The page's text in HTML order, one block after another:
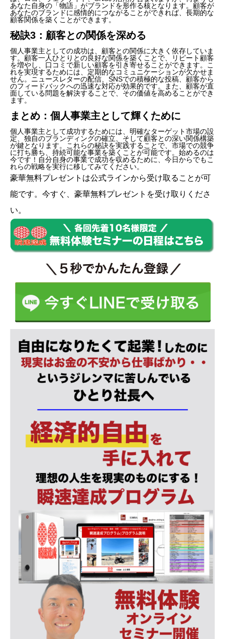
あなた自身の「物語」がブランドを形作る核となります。顧客が
あなたのブランドに感情的につながることができれば、長期的な
顧客関係を築くことができます。
秘訣3：顧客との関係を深める
個人事業主としての成功は、顧客との関係に大きく依存していま
す。顧客一人ひとりとの良好な関係を築くことで、リピート顧客
を増やし、口コミで新しい顧客を引き寄せることができます。こ
れを実現するためには、定期的なコミュニケーションが欠かせま
せん。ニュースレターの配信、SNSでの積極的な投稿、顧客から
のフィードバックへの迅速な対応が効果的です。また、顧客が直
面している問題を解決することで、その価値を高めることができ
ます。
まとめ：個人事業主として輝くために
個人事業主として成功するためには、明確なターゲット市場の設
定、独自のブランディングの確立、そして顧客との深い関係構築
が鍵となります。これらの秘訣を実践することで、市場での競争
に打ち勝ち、持続可能な事業を築くことが可能です。始めるのは
今です！自分自身の事業で成功を収めるために、今日からでもこ
れらの戦略を実行に移してみてください。
豪華無料プレゼントは公式ラインから受け取ることが可
能です。今すぐ、豪華無料プレゼントを受け取りくださ
い。